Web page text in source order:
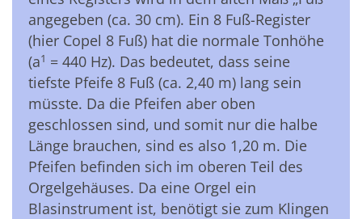
angegeben (ca. 30 cm). Ein 8 Fuß-Register
(hier Copel 8 Fuß) hat die normale Tonhöhe
(a1 = 440 Hz). Das bedeutet, dass seine
tiefste Pfeife 8 Fuß (ca. 2,40 m) lang sein
müsste. Da die Pfeifen aber oben
geschlossen sind, und somit nur die halbe
Länge brauchen, sind es also 1,20 m. Die
Pfeifen befinden sich im oberen Teil des
Orgelgehäuses. Da eine Orgel ein
Blasinstrument ist, benötigt sie zum Klingen